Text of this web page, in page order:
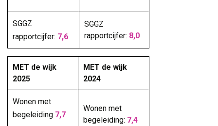
SGGZ
rapportcijfer: 7,6
SGGZ
rapportcijfer: 8,0
MET de wijk
2025
MET de wijk
2024
Wonen met
begeleiding 7,7
Wonen met
begeleiding: 7,4